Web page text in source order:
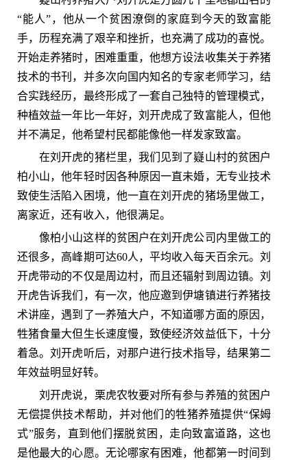
“能人”，他从一个贫困潦倒的家庭到今天的致富能
手，历程充满了艰辛和挫折，也充满了成功的喜悦。
开始走养猪时，困难重重，他想方设法收集关于养猪
技术的书刊，并多次向国内知名的专家老师学习，结
合实践经历，最终形成了一套自己独特的管理模式，
种植效益一年比一年好，刘开虎成了致富能人，但他
并不满足，他希望村民都能像他一样发家致富。
在刘开虎的猪栏里，我们见到了嶷山村的贫困户
柏小山，他年轻时因各种原因一直未婚，无专业技术
致使生活陷入困境，他一直在刘开虎的猪场里做工，
离家近，还有收入，他很满足。
像柏小山这样的贫困户在刘开虎公司内里做工的
还很多，高峰期可达60人，平均收入每天百余元。刘
开虎带动的不仅是周边村，而且还辐射到周边镇。刘
开虎告诉我们，有一次，他应邀到伊塘镇进行养猪技
术讲座，遇到了一养殖大户，不知道哪方面的原因，
牲猪食量大但生长速度慢，致使经济效益低下，十分
着急。刘开虎听后，对那户进行技术指导，结果第二
年效益明显好转。
刘开虎说，栗虎农牧要对所有参与养殖的贫困户
无偿提供技术帮助，并对他们的牲猪养殖提供“保姆
式”服务，直到他们摆脱贫困，走向致富道路，这也
是他最大的心愿。无论哪家有困难，他都第一时间到